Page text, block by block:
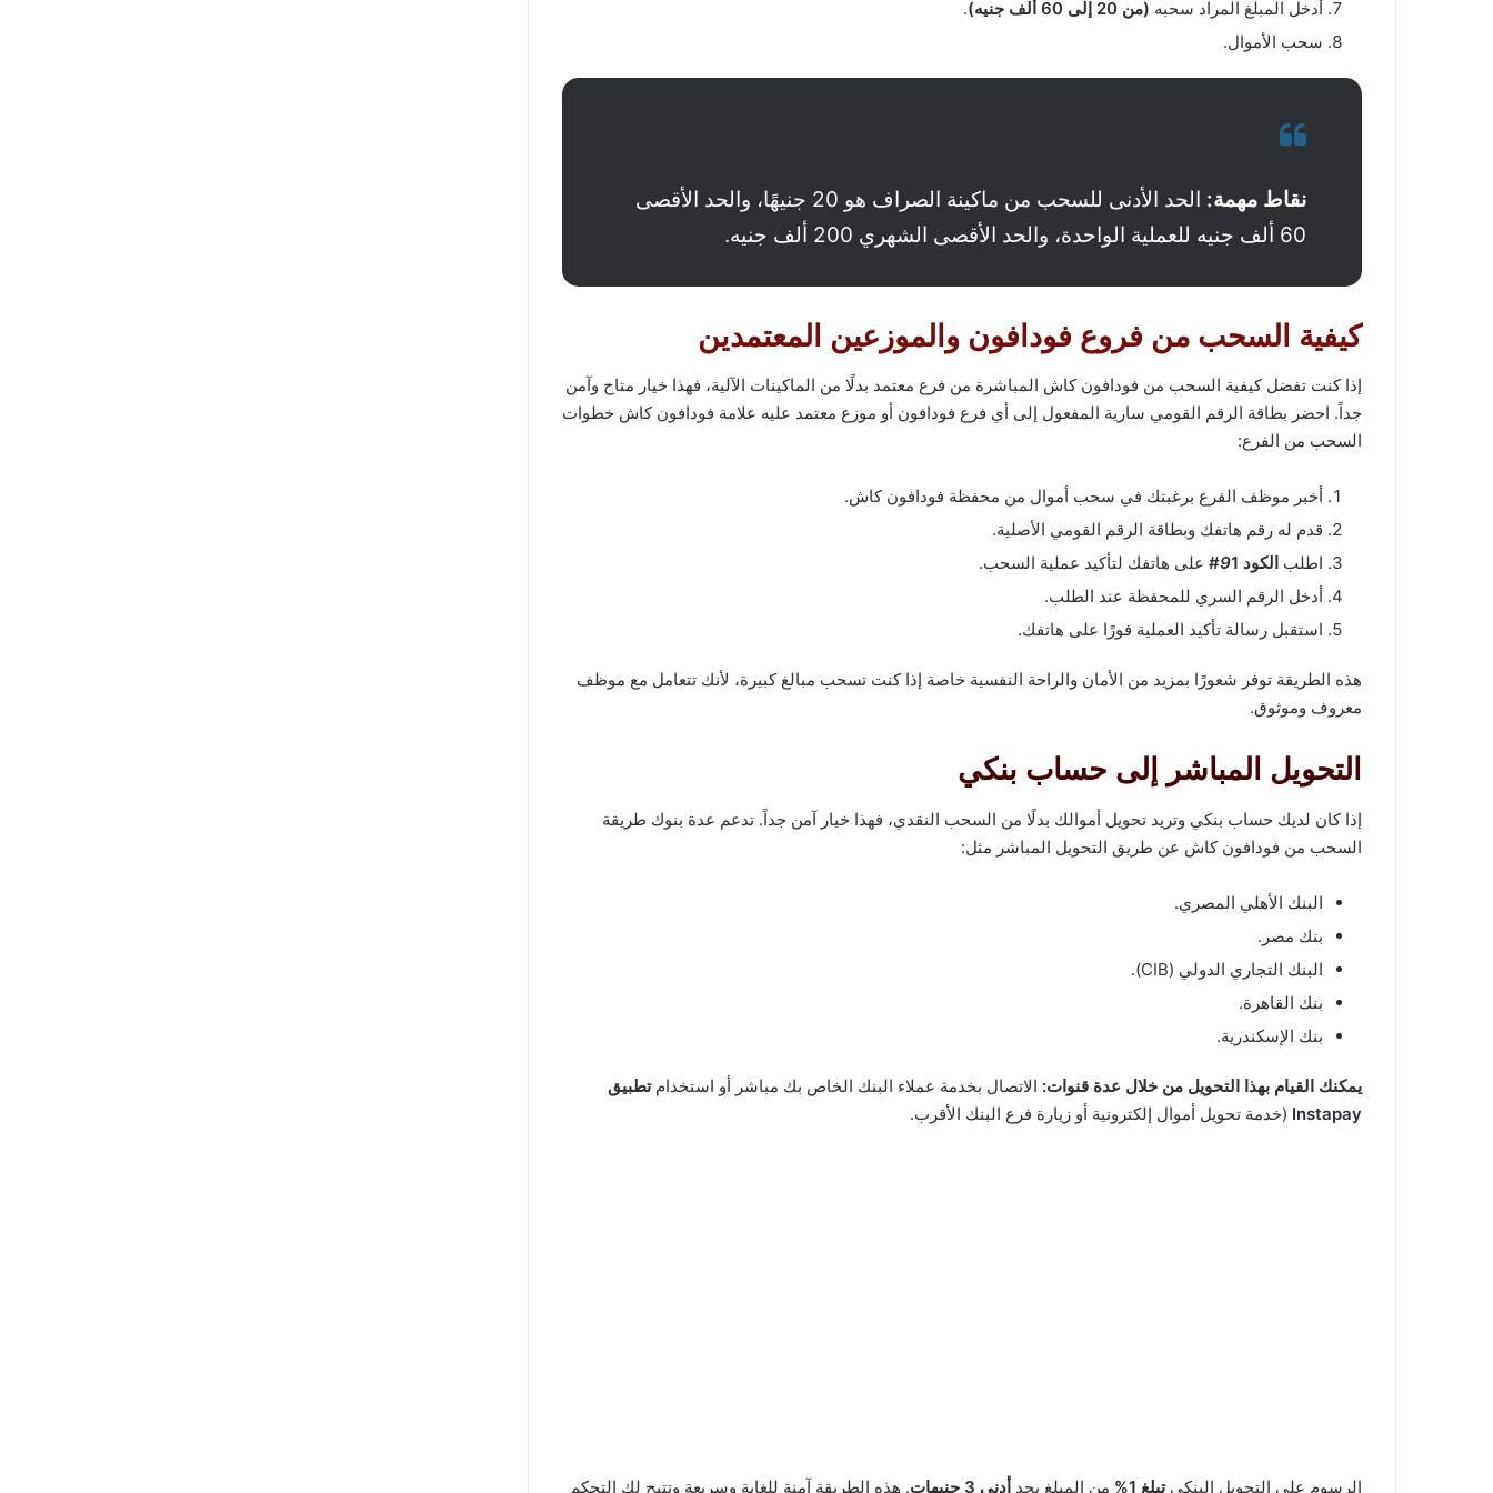
أدخل المبلغ المراد سحبه (من 20 إلى 60 ألف جنيه)
.
سحب الأموال.
نقاط مهمة:
الحد الأدنى للسحب من ماكينة الصراف هو 20 جنيهًا، والحد الأقصى
60 ألف جنيه للعملية الواحدة، والحد الأقصى الشهري 200 ألف جنيه.
كيفية السحب من فروع فودافون والموزعين المعتمدين
إذا كنت تفضل كيفية السحب من فودافون كاش المباشرة من فرع معتمد بدلًا من الماكينات الآلية، فهذا خيار متاح وآمن
جداً. احضر بطاقة الرقم القومي سارية المفعول إلى أي فرع فودافون أو موزع معتمد عليه علامة فودافون كاش خطوات
السحب من الفرع:
أخبر موظف الفرع برغبتك في سحب أموال من محفظة فودافون كاش.
قدم له رقم هاتفك وبطاقة الرقم القومي الأصلية.
اطلب الكود 91#
على هاتفك لتأكيد عملية السحب.
أدخل الرقم السري للمحفظة عند الطلب.
استقبل رسالة تأكيد العملية فورًا على هاتفك.
هذه الطريقة توفر شعورًا بمزيد من الأمان والراحة النفسية خاصة إذا كنت تسحب مبالغ كبيرة، لأنك تتعامل مع موظف
معروف وموثوق.
التحويل المباشر إلى حساب بنكي
إذا كان لديك حساب بنكي وتريد تحويل أموالك بدلًا من السحب النقدي، فهذا خيار آمن جداً. تدعم عدة بنوك طريقة
السحب من فودافون كاش عن طريق التحويل المباشر مثل:
البنك الأهلي المصري.
بنك مصر.
البنك التجاري الدولي (CIB).
بنك القاهرة.
بنك الإسكندرية.
يمكنك القيام بهذا التحويل من خلال عدة قنوات: الاتصال بخدمة عملاء البنك الخاص بك مباشر أو استخدامتطبيق
Instapay (خدمة تحويل أموال إلكترونية أو زيارة فرع البنك الأقرب.
الرسوم على التحويل البنكيتبلغ 1% من المبلغ بحد أدنى 3 جنيهات . هذه الطريقة آمنة للغاية وسريعة وتتيح لك التحكم